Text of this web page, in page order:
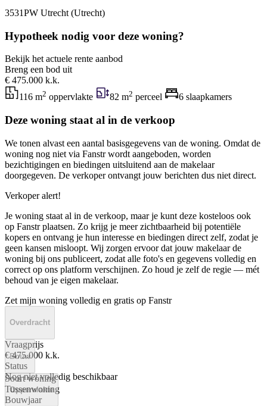
3531PW Utrecht (Utrecht)
Hypotheek nodig voor deze woning?
Bekijk het actuele rente aanbod
Breng een bod uit
€ 475.000 k.k.
116 m2 oppervlakte 82 m2 perceel 6 slaapkamers
Deze woning staat al in de verkoop
We tonen alvast een aantal basisgegevens van de woning. Omdat de
woning nog niet via Fanstr wordt aangeboden, worden
bezichtigingen en biedingen uitsluitend aan de makelaar
doorgegeven. De verkoper ontvangt jouw berichten dus niet direct.
Verkoper alert!
Je woning staat al in de verkoop, maar je kunt deze kosteloos ook
op Fanstr plaatsen. Zo krijg je meer zichtbaarheid bij potentiële
kopers en ontvang je hun interesse en biedingen direct zelf, zodat je
geen kansen misloopt. Wij zorgen ervoor dat jouw makelaar de
woning bij ons publiceert, zodat alle foto's en gegevens volledig en
correct op ons platform verschijnen. Zo houd je zelf de regie — mét
behoud van je eigen makelaar.
Zet mijn woning volledig en gratis op Fanstr
Overdracht
Vraagprijs
€ 475.000 k.k.
Status
Nog niet volledig beschikbaar
Bouw
Soort woning
Tussenwoning
Bouwjaar
Oppervlakte